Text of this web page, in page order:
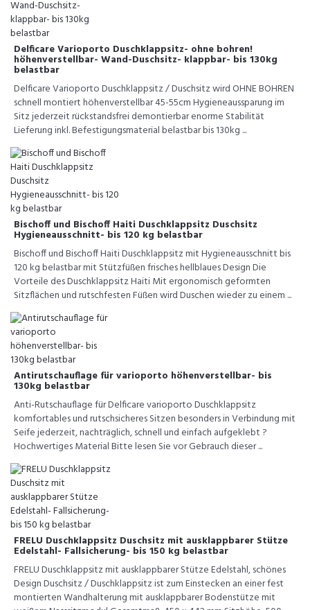
Delficare Varioporto Duschklappsitz- ohne bohren!
höhenverstellbar- Wand-Duschsitz- klappbar- bis 130kg
belastbar
Delficare Varioporto Duschklappsitz / Duschsitz wird OHNE BOHREN
schnell montiert höhenverstellbar 45-55cm Hygieneaussparung im
Sitz jederzeit rückstandsfrei demontierbar enorme Stabilität
Lieferung inkl. Befestigungsmaterial belastbar bis 130kg ...
Bischoff und Bischoff Haiti Duschklappsitz Duschsitz
Hygieneausschnitt- bis 120 kg belastbar
Bischoff und Bischoff Haiti Duschklappsitz mit Hygieneausschnitt bis
120 kg belastbar mit Stützfüßen frisches hellblaues Design Die
Vorteile des Duschklappsitz Haiti Mit ergonomisch geformten
Sitzflächen und rutschfesten Füßen wird Duschen wieder zu einem ...
Antirutschauflage für varioporto höhenverstellbar- bis
130kg belastbar
Anti-Rutschauflage für Delficare varioporto Duschklappsitz
komfortables und rutschsicheres Sitzen besonders in Verbindung mit
Seife jederzeit, nachträglich, schnell und einfach aufgeklebt ?
Hochwertiges Material Bitte lesen Sie vor Gebrauch dieser ...
FRELU Duschklappsitz Duschsitz mit ausklappbarer Stütze
Edelstahl- Fallsicherung- bis 150 kg belastbar
FRELU Duschklappsitz mit ausklappbarer Stütze Edelstahl, schönes
Design Duschsitz / Duschklappsitz ist zum Einstecken an einer fest
montierten Wandhalterung mit ausklappbarer Bodenstütze mit